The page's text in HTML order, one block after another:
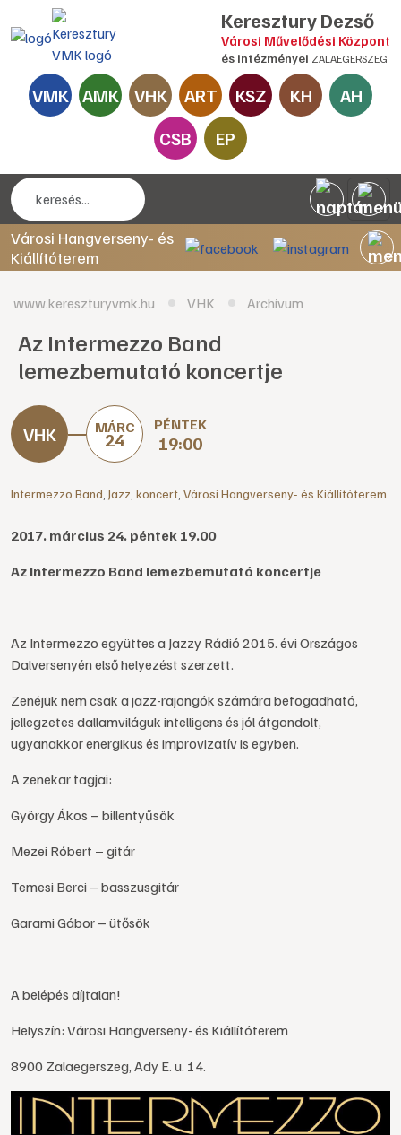
Keresztury Dezső
Városi Művelődési Központ
és intézményei ZALAEGERSZEG
VMK AMK VHK ART KSZ KH
AH
CSB
EP
Városi Hangverseny- és
Kiállítóterem
www.kereszturyvmk.hu VHK Archívum
Az Intermezzo Band
lemezbemutató koncertje
MÁRC
24
PÉNTEK
19:00
Intermezzo Band Jazz koncert Városi Hangverseny- és Kiállítóterem
2017. március 24. péntek 19.00
Az Intermezzo Band lemezbemutató koncertje
Az Intermezzo együttes a Jazzy Rádió 2015. évi Országos
Dalversenyén első helyezést szerzett.
Zenéjük nem csak a jazz-rajongók számára befogadható,
jellegzetes dallamviláguk intelligens és jól átgondolt,
ugyanakkor energikus és improvizatív is egyben.
A zenekar tagjai:
György Ákos – billentyűsök
Mezei Róbert – gitár
Temesi Berci – basszusgitár
Garami Gábor – ütősök
A belépés díjtalan!
Helyszín: Városi Hangverseny- és Kiállítóterem
8900 Zalaegerszeg, Ady E. u. 14.